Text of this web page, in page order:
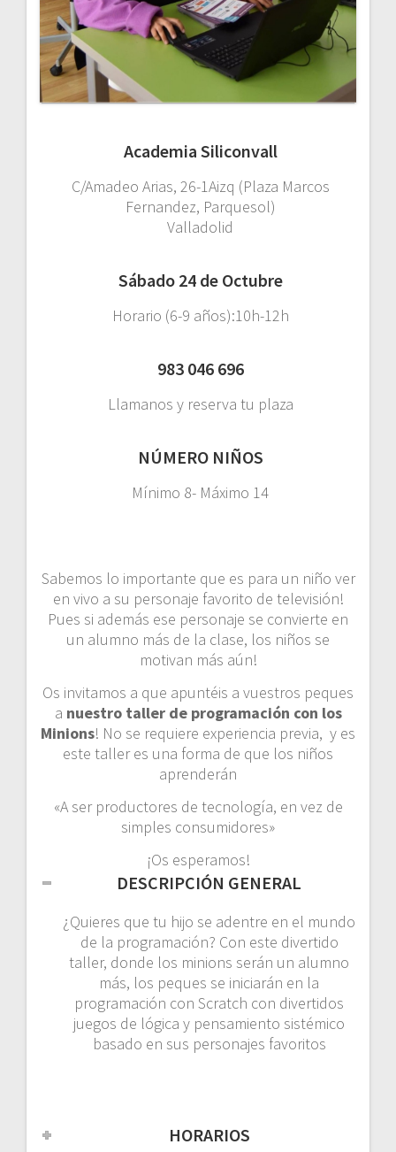
Academia Siliconvall
C/Amadeo Arias, 26-1Aizq (Plaza Marcos
Fernandez, Parquesol)
Valladolid
Sábado 24 de Octubre
Horario (6-9 años):10h-12h
983 046 696
Llamanos y reserva tu plaza
NÚMERO NIÑOS
Mínimo 8- Máximo 14
Sabemos lo importante que es para un niño ver
en vivo a su personaje favorito de televisión!
Pues si además ese personaje se convierte en
un alumno más de la clase, los niños se
motivan más aún!
Os invitamos a que apuntéis a vuestros peques
a nuestro taller de programación con los
Minions! No se requiere experiencia previa, y es
este taller es una forma de que los niños
aprenderán
«A ser productores de tecnología, en vez de
simples consumidores»
¡Os esperamos!
DESCRIPCIÓN GENERAL
¿Quieres que tu hijo se adentre en el mundo
de la programación? Con este divertido
taller, donde los minions serán un alumno
más, los peques se iniciarán en la
programación con Scratch con divertidos
juegos de lógica y pensamiento sistémico
basado en sus personajes favoritos
HORARIOS